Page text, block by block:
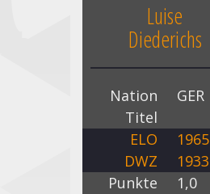
Luise
Diederichs
Nation
GER
Titel
ELO
1965
DWZ
1933
Punkte
1,0